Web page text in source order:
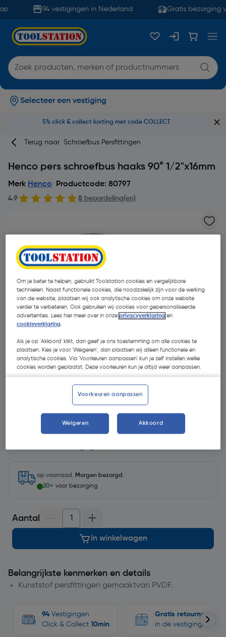
94 vestigingen in Nederland Gratis bezorging
Selecteer een vestiging
5% click & collect korting met code COLLECT
Terug naar Schroefbus Persfittingen
Henco pers schroefbus haaks 90° 1/2"x16mm
Merk Henco Productcode: 80797
4.9 8 beoordeling(en)
| Excl. btw € 9,34
Selecteer winkel - Bekijk voorraadniveaus en haal binnen 10
minuten op
op voorraad. Morgen bezorgd .
20+ voor bezorging
Aantal
In winkelwagen
Belangrijkste kenmerken en details
Kunststof persfittingen gemaaktvan PVDF.
94 Vestigingen
Click & Collect 10min
Gratis retourneren
in de vestigingen
Om je beter te helpen, gebruikt Toolstation cookies en vergelijkbare
technieken. Naast functionele cookies, die noodzakelijk zijn voor de werking
van de website, plaatsen wij ook analytische cookies om onze website
verder te verbeteren. Ook gebruiken wij cookies voor gepersonaliseerde
advertenties. Lees hier meer over in onzeprivacyverklaring en
cookieverklaring.
Als je op 'Akkoord' klikt, dan geef je ons toestemming om alle cookies te
plaatsen. Kies je voor 'Weigeren', dan plaatsen wij alleen functionele en
analytische cookies. Via 'Voorkeuren aanpassen' kun je zelf instellen welke
cookies worden geplaatst. Deze voorkeuren kun je altijd weer aanpassen.
Voorkeuren aanpassen
Weigeren Akkoord